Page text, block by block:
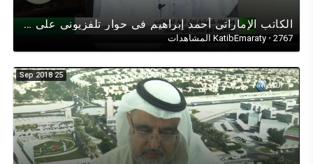
الكاتب اﻹماراتي أحمد إبراهيم في حوار تلفزيوني على قناةRT حول(قطر) ودول مجلس التعاون الخليجي في اليمن
KatibEmaraty· 2767 المشاهدات
25 Sep 2018